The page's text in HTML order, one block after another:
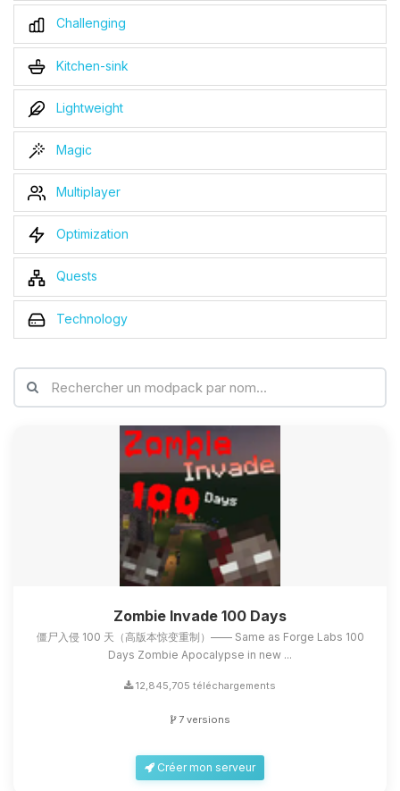
Challenging
Kitchen-sink
Lightweight
Magic
Multiplayer
Optimization
Quests
Technology
Zombie Invade 100 Days
僵尸入侵 100 天（高版本惊变重制）—— Same as Forge Labs 100
Days Zombie Apocalypse in new ...
12,845,705 téléchargements
7 versions
Créer mon serveur